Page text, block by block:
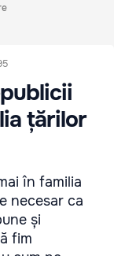
țărilor
în familia
necesar ca
și
fim